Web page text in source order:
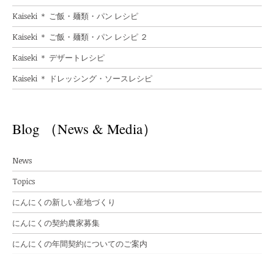
Kaiseki ＊ ご飯・麺類・パン レシピ
Kaiseki ＊ ご飯・麺類・パン レシピ ２
Kaiseki ＊ デザートレシピ
Kaiseki ＊ ドレッシング・ソースレシピ
Blog （News & Media）
News
Topics
にんにくの新しい産地づくり
にんにくの契約農家募集
にんにくの年間契約についてのご案内